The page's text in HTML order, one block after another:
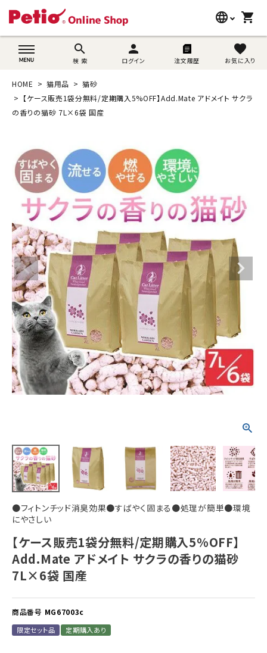
language
wovn-lang-name
shopping_cart
search
検 索
person
ログイン 注文履歴
favorite
お気に入り
search
猫用品
ブランド別に探す
目的別に探す
SNS
ご利用案内
ACCOUNT MENU
ようこそ ゲスト 様
meeting_room ログイン person 新規会員登録
HOME 猫用品
猫砂
【ケース販売1袋分無料/定期購入5%OFF】Add.Mate アドメイト サクラ
の香りの猫砂 7L×6袋 国産
●フィトンチッド消臭効果●すばやく固まる●処理が簡単●環境
にやさしい
【ケース販売1袋分無料/定期購入5%OFF】
Add.Mate アドメイト サクラの香りの猫砂
7L×6袋 国産
商品番号 MG67003c
限定セット品 定期購入あり